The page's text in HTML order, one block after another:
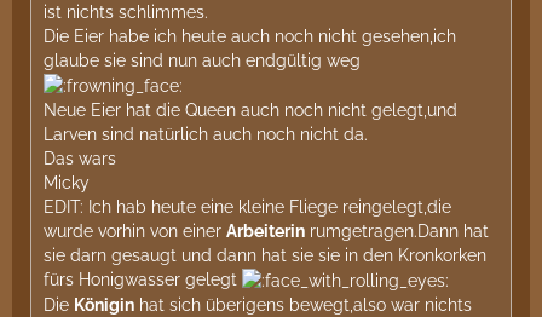
ist nichts schlimmes.
Die Eier habe ich heute auch noch nicht gesehen,ich
glaube sie sind nun auch endgültig weg
Neue Eier hat die Queen auch noch nicht gelegt,und
Larven sind natürlich auch noch nicht da.
Das wars
Micky
EDIT: Ich hab heute eine kleine Fliege reingelegt,die
wurde vorhin von einer Arbeiterin rumgetragen.Dann hat
sie darn gesaugt und dann hat sie sie in den Kronkorken
fürs Honigwasser gelegt
Die Königin hat sich überigens bewegt,also war nichts